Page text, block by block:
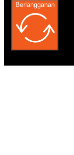
Berlangganan